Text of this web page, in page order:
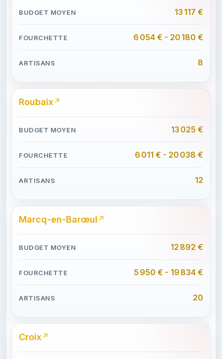
13 117 €
6 054 € - 20 180 €
8
Roubaix
13 025 €
6 011 € - 20 038 €
12
Marcq-en-Barœul
12 892 €
5 950 € - 19 834 €
20
Croix